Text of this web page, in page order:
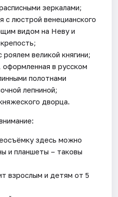
зеркалами;
с люстрой венецианского
видом на Неву и
роялем великой княгини;
оформленная в русском
полотнами
лепниной;
дворца.
здесь можно
и планшеты – таковы
взрослым и детям от 5